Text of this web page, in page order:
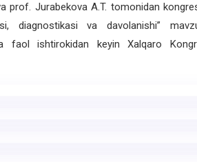
Jurabekova A.T. tomonidan
diagnostikasi va davolanishi”
faol ishtirokidan keyin Xalqaro